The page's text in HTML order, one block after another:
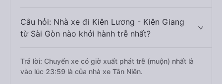
Câu hỏi: Nhà xe đi Kiên Lương - Kiên Giang
từ Sài Gòn nào khởi hành trễ nhất?
Trả lời: Chuyến xe có giờ xuất phát trễ (muộn) nhất là
vào lúc 23:59 là của nhà xe Tân Niên.